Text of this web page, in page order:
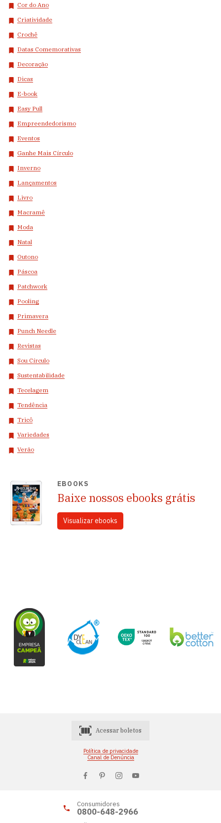
Cor do Ano
Criatividade
Crochê
Datas Comemorativas
Decoração
Dicas
E-book
Easy Pull
Empreendedorismo
Eventos
Ganhe Mais Círculo
Inverno
Lançamentos
Livro
Macramê
Moda
Natal
Outono
Páscoa
Patchwork
Pooling
Primavera
Punch Needle
Revistas
Sou Círculo
Sustentabilidade
Tecelagem
Tendência
Tricô
Variedades
Verão
EBOOKS
Baixe nossos ebooks grátis
Visualizar ebooks
Acessar boletos
Política de privacidade
Canal de Denúncia
Consumidores
0800-648-2966